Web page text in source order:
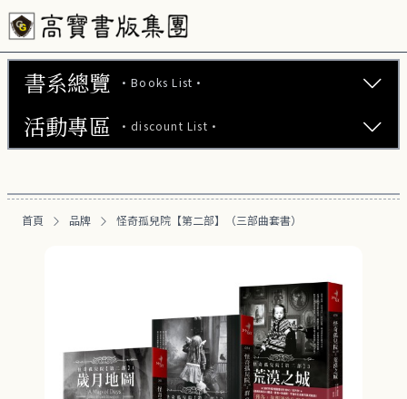
書系總覽 ·Books List·
文學小說 (743)
人文史哲 (73)
活動專區 ·discount List·
【2本7折】高寶小說系列全圖鑑書展
【66折】高寶小說系列全圖鑑書展
首頁 品牌 怪奇孤兒院【第二部】（三部曲套書）